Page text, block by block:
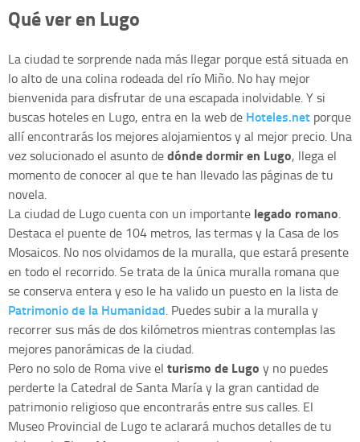
Qué ver en Lugo
La ciudad te sorprende nada más llegar porque está situada en
lo alto de una colina rodeada del río Miño. No hay mejor
bienvenida para disfrutar de una escapada inolvidable. Y si
buscas hoteles en Lugo, entra en la web de Hoteles.net porque
allí encontrarás los mejores alojamientos y al mejor precio. Una
vez solucionado el asunto dedónde dormir en Lugo, llega el
momento de conocer al que te han llevado las páginas de tu
novela.
La ciudad de Lugo cuenta con un importante legado romano.
Destaca el puente de 104 metros, las termas y la Casa de los
Mosaicos. No nos olvidamos de la muralla, que estará presente
en todo el recorrido. Se trata de la única muralla romana que
se conserva entera y eso le ha valido un puesto en la lista de
Patrimonio de la Humanidad. Puedes subir a la muralla y
recorrer sus más de dos kilómetros mientras contemplas las
mejores panorámicas de la ciudad.
Pero no solo de Roma vive el turismo de Lugo y no puedes
perderte la Catedral de Santa María y la gran cantidad de
patrimonio religioso que encontrarás entre sus calles. El
Museo Provincial de Lugo te aclarará muchos detalles de tu